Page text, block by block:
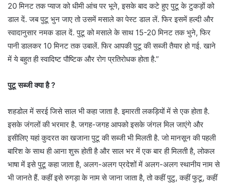
20 मिनट तक प्याज को धीमी आंच पर भूने, इसके बाद कटे हुए पुटू के टुकड़ों को
डाल दें. जब पुटू भुन जाए तो उसमें मसाले का पेस्ट डाल लें. फिर इसमें हल्दी और
स्वादानुसार नमक डाल दें. पुटू को मसाले के साथ 15-20 मिनट तक भुने, फिर
पानी डालकर 10 मिनट तक उबालें. फिर आपकी पुटू की सब्जी तैयार हो गई. खाने
में ये बहुत ही स्वादिष्ट पौष्टिक और रोग प्रतिरोधक होता है.”
पुटू सब्जी क्या है ?
शहडोल में सरई जिसे साल भी कहा जाता है. इमारती लकड़ियों में से एक होता है.
इसके जंगलों की भरमार है. जगह-जगह आपको इसके जंगल मिल जाएंगे और
इसीलिए यहां कुदरत का खजाना पुटू की सब्जी भी मिलती है. जो मानसून की पहली
बारिश के साथ ही आना शुरू होती है और साल भर में एक बार ही मिलती है, लोकल
भाषा में इसे पुटू कहा जाता है, अलग-अलग प्रदेशों में अलग-अलग स्थानीय नाम से
भी जानते हैं. कहीं इसे रुगड़ा के नाम से जाना जाता है, तो कहीं पुटु, कहीं फुटू, कहीं